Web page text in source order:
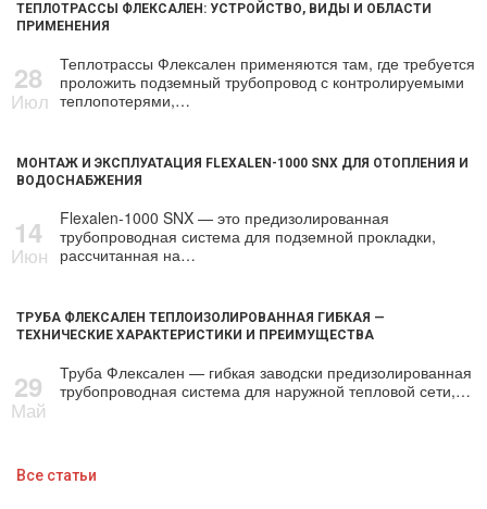
ТЕПЛОТРАССЫ ФЛЕКСАЛЕН: УСТРОЙСТВО, ВИДЫ И ОБЛАСТИ
ПРИМЕНЕНИЯ
28
Июл
Теплотрассы Флексален применяются там, где требуется
проложить подземный трубопровод с контролируемыми
теплопотерями,…
МОНТАЖ И ЭКСПЛУАТАЦИЯ FLEXALEN-1000 SNX ДЛЯ ОТОПЛЕНИЯ И
ВОДОСНАБЖЕНИЯ
14
Июн
Flexalen-1000 SNX — это предизолированная
трубопроводная система для подземной прокладки,
рассчитанная на…
ТРУБА ФЛЕКСАЛЕН ТЕПЛОИЗОЛИРОВАННАЯ ГИБКАЯ —
ТЕХНИЧЕСКИЕ ХАРАКТЕРИСТИКИ И ПРЕИМУЩЕСТВА
29
Май
Труба Флексален — гибкая заводски предизолированная
трубопроводная система для наружной тепловой сети,…
Все статьи